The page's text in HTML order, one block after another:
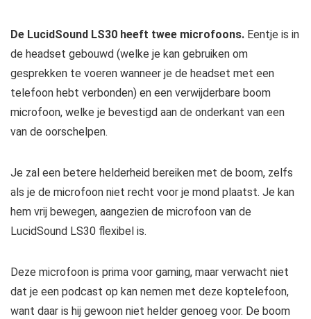
De LucidSound LS30 heeft twee microfoons. Eentje is in
de headset gebouwd (welke je kan gebruiken om
gesprekken te voeren wanneer je de headset met een
telefoon hebt verbonden) en een verwijderbare boom
microfoon, welke je bevestigd aan de onderkant van een
van de oorschelpen.
Je zal een betere helderheid bereiken met de boom, zelfs
als je de microfoon niet recht voor je mond plaatst. Je kan
hem vrij bewegen, aangezien de microfoon van de
LucidSound LS30 flexibel is.
Deze microfoon is prima voor gaming, maar verwacht niet
dat je een podcast op kan nemen met deze koptelefoon,
want daar is hij gewoon niet helder genoeg voor. De boom